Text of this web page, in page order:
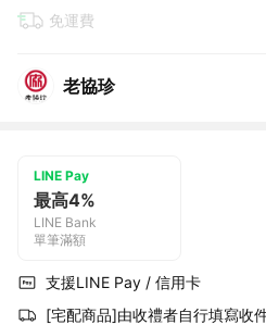
免運費
老協珍
LINE Pay
最高4%
LINE Bank
單筆滿額
支援LINE Pay / 信用卡
[宅配商品]由收禮者自行填寫收